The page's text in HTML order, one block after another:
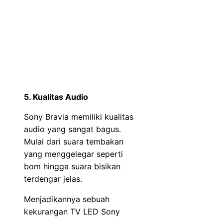
5. Kualitas Audio
Sony Bravia memiliki kualitas
audio yang sangat bagus.
Mulai dari suara tembakan
yang menggelegar seperti
bom hingga suara bisikan
terdengar jelas.
Menjadikannya sebuah
kekurangan TV LED Sony